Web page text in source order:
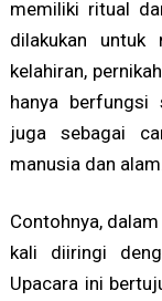
memiliki ritual
dilakukan untuk
kelahiran,
hanya berfungsi
juga sebagai
manusia dan alam.
Contohnya,
kali diiringi
Upacara ini